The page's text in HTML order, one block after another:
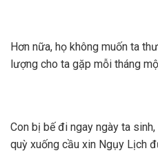
Hơn nữa, họ không muốn ta
lượng cho ta gặp mỗi tháng
Con bị bế đi ngay ngày ta
quỳ xuống cầu xin Ngụy Lịch